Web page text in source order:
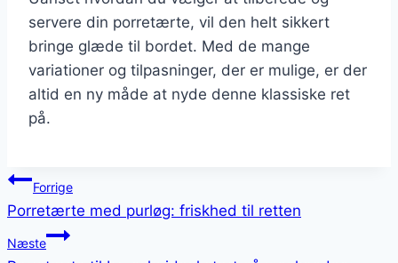
servere din porretærte, vil den helt sikkert
bringe glæde til bordet. Med de mange
variationer og tilpasninger, der er mulige, er der
altid en ny måde at nyde denne klassiske ret
på.
Indlægsnavigation
Forrige
Porretærte med purløg: friskhed til retten
Næste